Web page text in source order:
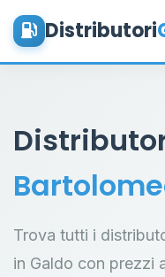
Distributori
Trova tutti i
in Galdo con prezzi